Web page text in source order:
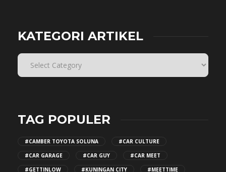
KATEGORI ARTIKEL
TAG POPULER
#CAMBER TOYOTA SOLUNA
#CAR CULTURE
#CAR GARAGE
#CAR GUY
#CAR MEET
#GETTINLOW
#KUNINGAN CITY #MEETTIME